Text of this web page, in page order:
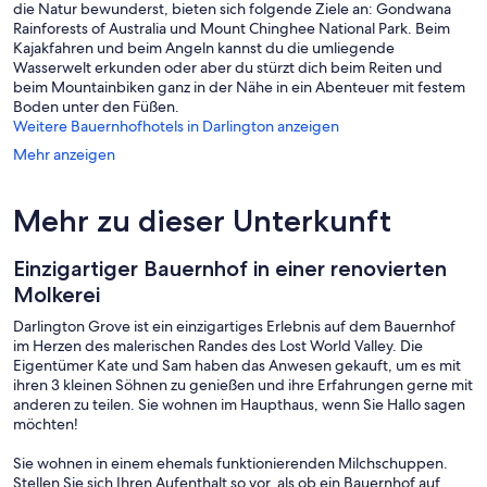
die Natur bewunderst, bieten sich folgende Ziele an: Gondwana
Rainforests of Australia und Mount Chinghee National Park. Beim
Kajakfahren und beim Angeln kannst du die umliegende
Wasserwelt erkunden oder aber du stürzt dich beim Reiten und
beim Mountainbiken ganz in der Nähe in ein Abenteuer mit festem
Boden unter den Füßen.
Weitere Bauernhofhotels in Darlington anzeigen
Mehr anzeigen
Mehr zu dieser Unterkunft
Einzigartiger Bauernhof in einer renovierten
Molkerei
Darlington Grove ist ein einzigartiges Erlebnis auf dem Bauernhof
im Herzen des malerischen Randes des Lost World Valley. Die
Eigentümer Kate und Sam haben das Anwesen gekauft, um es mit
ihren 3 kleinen Söhnen zu genießen und ihre Erfahrungen gerne mit
anderen zu teilen. Sie wohnen im Haupthaus, wenn Sie Hallo sagen
möchten!
Sie wohnen in einem ehemals funktionierenden Milchschuppen.
Stellen Sie sich Ihren Aufenthalt so vor, als ob ein Bauernhof auf